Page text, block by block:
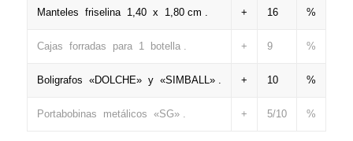
Manteles friselina 1,40 x 1,80 cm . + 16 %
Cajas forradas para 1 botella . + 9 %
Boligrafos «DOLCHE» y «SIMBALL» . + 10 %
Portabobinas metálicos «SG» . + 5/10 %